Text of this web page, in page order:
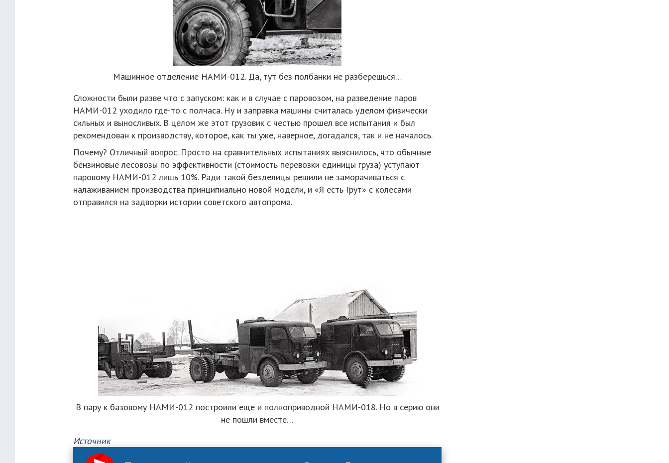
Машинное отделение НАМИ-012. Да, тут без полбанки не разберешься…
Сложности были разве что с запуском: как и в случае с паровозом, на разведение паров
НАМИ-012 уходило где-то с полчаса. Ну и заправка машины считалась уделом физически
сильных и выносливых. В целом же этот грузовик с честью прошел все испытания и был
рекомендован к производству, которое, как ты уже, наверное, догадался, так и не началось.
Почему? Отличный вопрос. Просто на сравнительных испытаниях выяснилось, что обычные
бензиновые лесовозы по эффективности (стоимость перевозки единицы груза) уступают
паровому НАМИ-012 лишь 10%. Ради такой безделицы решили не заморачиваться с
налаживанием производства принципиально новой модели, и «Я есть Грут» с колесами
отправился на задворки истории советского автопрома.
В пару к базовому НАМИ-012 построили еще и полноприводной НАМИ-018. Но в серию они
не пошли вместе…
Источник